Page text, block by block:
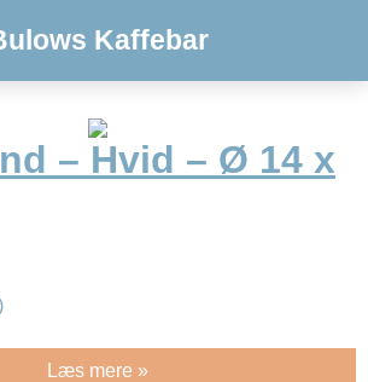
Kaffebar
– Hvid – Ø 14 x
Læs mere »